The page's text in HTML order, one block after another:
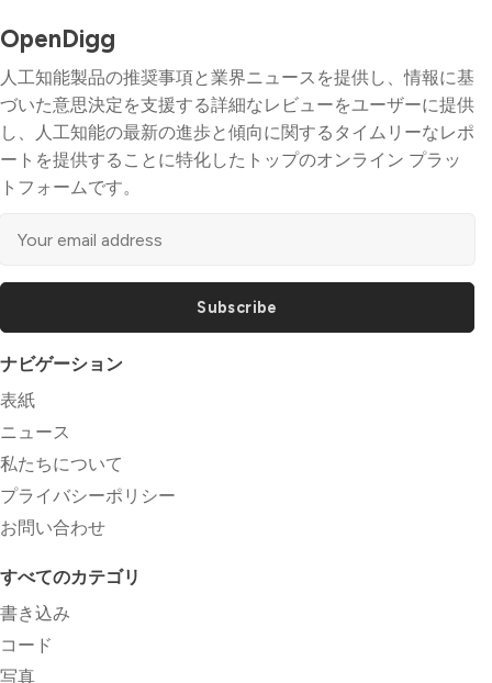
OpenDigg
人工知能製品の推奨事項と業界ニュースを提供し、情報に基
づいた意思決定を支援する詳細なレビューをユーザーに提供
し、人工知能の最新の進歩と傾向に関するタイムリーなレポ
ートを提供することに特化したトップのオンライン プラッ
トフォームです。
Subscribe
ナビゲーション
表紙
ニュース
私たちについて
プライバシーポリシー
お問い合わせ
すべてのカテゴリ
書き込み
コード
写真